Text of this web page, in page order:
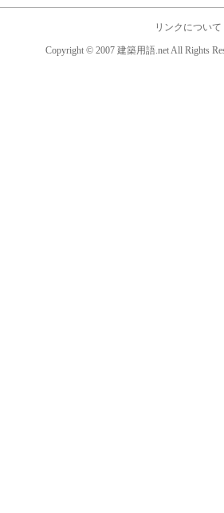
リンクについて
Copyright © 2007 建築用語.net All Rights